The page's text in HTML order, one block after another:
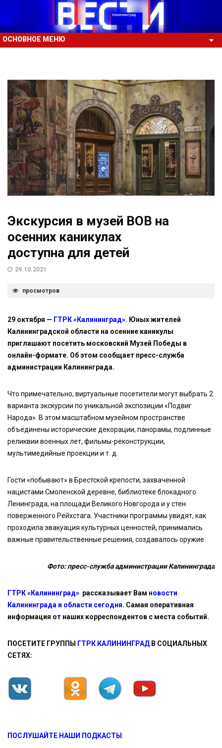
ОСНОВНОЕ МЕНЮ
Экскурсия в музей ВОВ на
осенних каникулах
доступна для детей
29.10.2021
просмотров
29 октября — ГТРК «Калининград». Юных жителей
Калининградской области на осенние каникулы
приглашают посетить московский Музей Победы в
онлайн-формате. Об этом сообщает пресс-служба
администрации Калининграда.
Что примечательно, виртуальные посетители могут выбрать 2
варианта экскурсии по уникальной экспозиции «Подвиг
Народа». В этом масштабном музейном пространстве
объединены исторические декорации, панорамы, подлинные
реликвии военных лет, фильмы-реконструкции,
мультимедийные проекции и т. д.
Гости «побывают» в Брестской крепости, захваченной
нацистами Смоленской деревне, библиотеке блокадного
Ленинграда, на площади Великого Новгорода и у стен
поверженного Рейхстага. Участники программы увидят, как
проходила эвакуация культурных ценностей, принимались
важные правительственные решения, создавалось оружие.
Фото: пресс-служба администрации Калининграда
ГТРК «Калининград» рассказывает Вам новости
Калининграда и области сегодня. Самая оперативная
информация от наших корреспондентов с места событий.
ПОСЕТИТЕ ГРУППЫ ГТРК КАЛИНИНГРАД В СОЦИАЛЬНЫХ
СЕТЯХ:
ПОСЛУШАЙТЕ НАШИ ПОДКАСТЫ :